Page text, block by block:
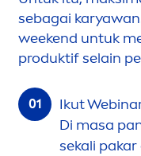
sebagai
weekend untuk
produktif selain
Ikut
Di masa
sekali